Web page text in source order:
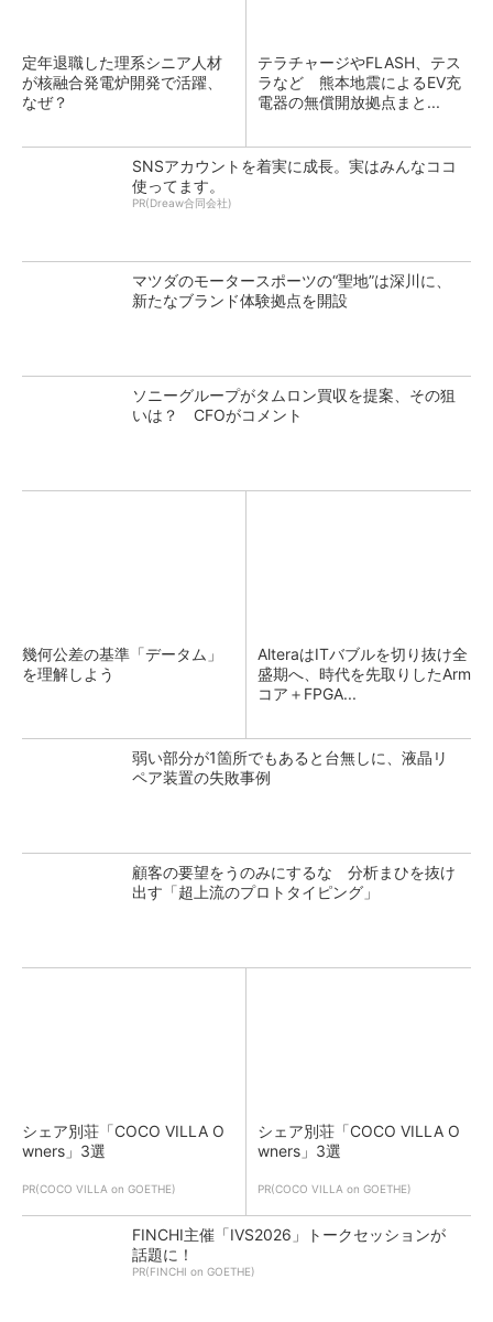
定年退職した理系シニア人材
が核融合発電炉開発で活躍、
なぜ？
テラチャージやFLASH、テス
ラなど 熊本地震によるEV充
電器の無償開放拠点まと...
SNSアカウントを着実に成長。実はみんなココ
使ってます。
PR(Dreaw合同会社)
マツダのモータースポーツの“聖地”は深川に、
新たなブランド体験拠点を開設
ソニーグループがタムロン買収を提案、その狙
いは？ CFOがコメント
幾何公差の基準「データム」
を理解しよう
AlteraはITバブルを切り抜け全
盛期へ、時代を先取りしたArm
コア＋FPGA...
弱い部分が1箇所でもあると台無しに、液晶リ
ペア装置の失敗事例
顧客の要望をうのみにするな 分析まひを抜け
出す「超上流のプロトタイピング」
シェア別荘「COCO VILLA O
wners」3選
PR(COCO VILLA on GOETHE)
シェア別荘「COCO VILLA O
wners」3選
PR(COCO VILLA on GOETHE)
FINCHI主催「IVS2026」トークセッションが
話題に！
PR(FINCHI on GOETHE)